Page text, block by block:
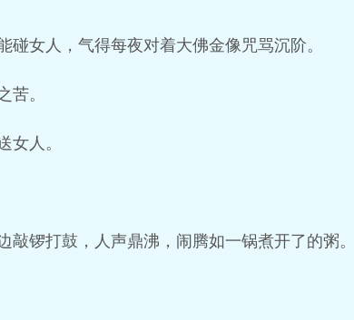
女人，气得每夜对着大佛金像咒骂沉阶。
。
女人。
锣打鼓，人声鼎沸，闹腾如一锅煮开了的粥。